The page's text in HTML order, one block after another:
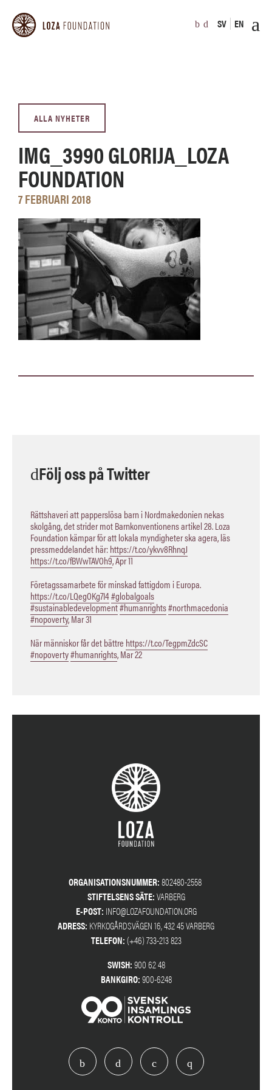
SV EN
ALLA NYHETER
IMG_3990 GLORIJA_LOZA
FOUNDATION
7 FEBRUARI 2018
Följ oss på Twitter
Rättshaveri att papperslösa barn i Nordmakedonien nekas
skolgång, det strider mot Barnkonventionens artikel 28. Loza
Foundation kämpar för att lokala myndigheter ska agera, läs
pressmeddelandet här:https://t.co/ykvv8RhnqJ
https://t.co/fBWwTAVOh9,Apr 11
Företagssamarbete för minskad fattigdom i Europa.
https://t.co/LQegOKg7I4#globalgoals
#sustainabledevelopment#humanrights#northmacedonia
#nopoverty,Mar 31
När människor får det bättre https://t.co/TegpmZdcSC
#nopoverty#humanrights,Mar 22
ORGANISATIONSNUMMER:802480-2558
STIFTELSENS SÄTE:VARBERG
E-POST: INFO@LOZAFOUNDATION.ORG
ADRESS: KYRKOGÅRDSVÄGEN 16, 432 45 VARBERG
TELEFON:(+46) 733-213 823
SWISH:900 62 48
BANKGIRO:900-6248